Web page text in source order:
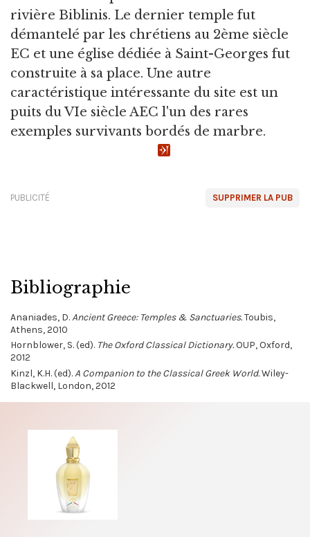
rivière Biblinis. Le dernier temple fut
démantelé par les chrétiens au 2ème siècle
EC et une église dédiée à Saint-Georges fut
construite à sa place. Une autre
caractéristique intéressante du site est un
puits du VIe siècle AEC l'un des rares
exemples survivants bordés de marbre.
SUPPRIMER LA PUB
PUBLICITÉ
Bibliographie
Ananiades, D.Ancient Greece: Temples & Sanctuaries.Toubis,
Athens, 2010
Hornblower, S. (ed). The Oxford Classical Dictionary.OUP, Oxford,
2012
Kinzl, K.H. (ed).A Companion to the Classical Greek World.Wiley-
Blackwell, London, 2012